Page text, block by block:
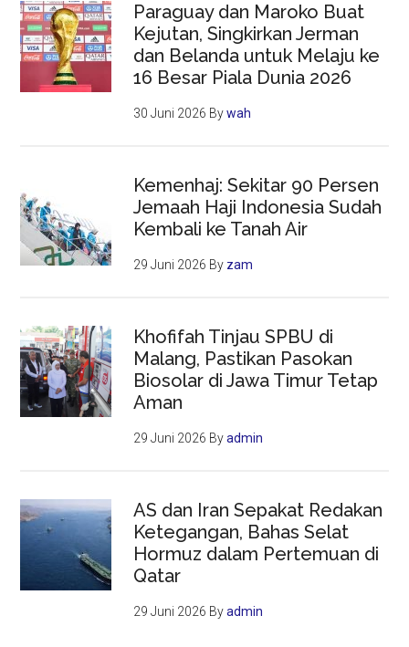
Paraguay dan Maroko Buat
Kejutan, Singkirkan Jerman
dan Belanda untuk Melaju ke
16 Besar Piala Dunia 2026
30 Juni 2026 Bywah
Kemenhaj: Sekitar 90 Persen
Jemaah Haji Indonesia Sudah
Kembali ke Tanah Air
29 Juni 2026 By zam
Khofifah Tinjau SPBU di
Malang, Pastikan Pasokan
Biosolar di Jawa Timur Tetap
Aman
29 Juni 2026 Byadmin
AS dan Iran Sepakat Redakan
Ketegangan, Bahas Selat
Hormuz dalam Pertemuan di
Qatar
29 Juni 2026 Byadmin